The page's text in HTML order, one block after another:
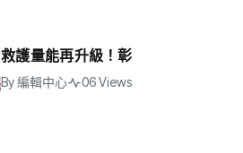
救護量能再升級！彰
By編輯中心 06 Views